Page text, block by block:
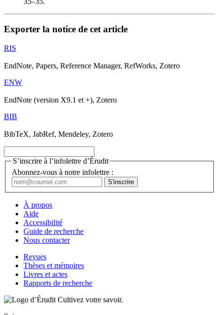
Exporter la notice de cet article
RIS
EndNote, Papers, Reference Manager, RefWorks, Zotero
ENW
EndNote (version X9.1 et +), Zotero
BIB
BibTeX, JabRef, Mendeley, Zotero
S’inscrire à l’infolettre d’Érudit
Abonnez-vous à notre infolettre :
À propos
Aide
Accessibilité
Guide de recherche
Nous contacter
Revues
Thèses et mémoires
Livres et actes
Rapports de recherche
Cultivez votre savoir.